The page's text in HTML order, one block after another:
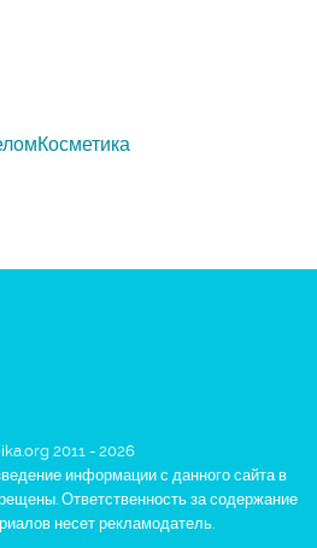
Косметика
2011 - 2026
информации с данного сайта в
Ответственность за содержание
несет рекламодатель.